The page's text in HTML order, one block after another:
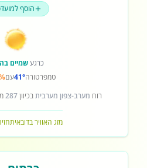
הוסף
כרגעשמיים
טמפרטורה41°עם
רוח מערב-צפון מערביתבכיוון287
מזג האוויר בדובאי